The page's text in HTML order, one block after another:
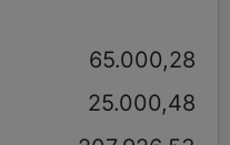
65.000,28
25.000,48